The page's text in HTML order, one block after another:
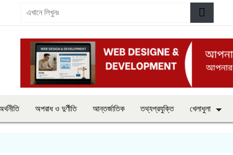
অপরাধ ও দুর্ণীতি আন্তর্জাতিক তথ্যপ্রযুক্তি খেলাধুলা